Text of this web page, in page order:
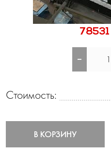
78531
-
Стоимость:
В КОРЗИНУ